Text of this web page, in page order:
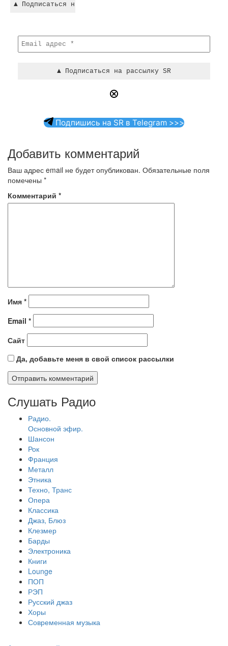
Подпишись на SR в Telegram >>>
Добавить комментарий
Ваш адрес email не будет опубликован. Обязательные поля
помечены *
Комментарий *
Имя *
Email *
Сайт
Да, добавьте меня в свой список рассылки
Слушать Радио
Радио.
Основной эфир.
Шансон
Рок
Франция
Металл
Этника
Техно, Транс
Опера
Классика
Джаз, Блюз
Клезмер
Барды
Электроника
Книги
Lounge
ПОП
РЭП
Русский джаз
Хоры
Современная музыка